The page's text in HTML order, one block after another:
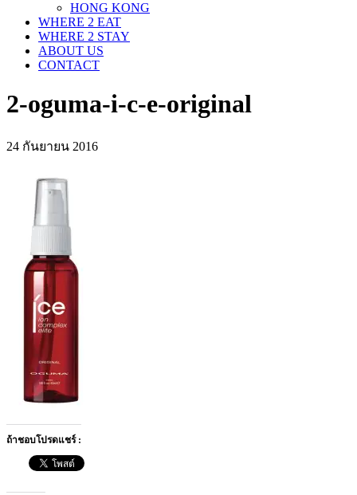
HONG KONG
WHERE 2 EAT
WHERE 2 STAY
ABOUT US
CONTACT
2-oguma-i-c-e-original
24 กันยายน 2016
ถ้าชอบโปรดแชร์ :